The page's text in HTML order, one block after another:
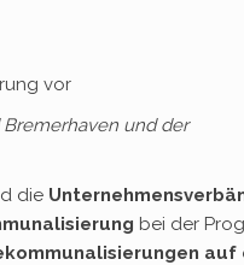
vor
und der
die
bei der
auf